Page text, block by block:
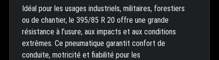
Idéal pour les usages industriels, militaires, forestiers
ou de chantier, le 395/85 R 20 offre une grande
résistance à l’usure, aux impacts et aux conditions
extrêmes. Ce pneumatique garantit confort de
conduite, motricité et fiabilité pour les